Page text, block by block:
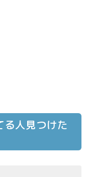
人見つけた